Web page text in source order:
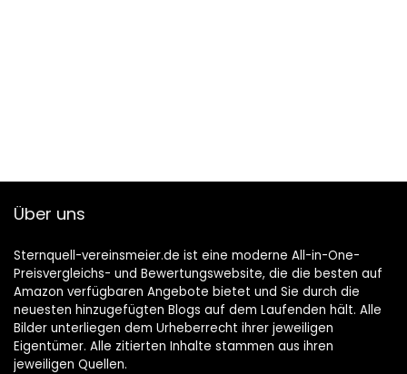
Über uns
Sternquell-vereinsmeier.de ist eine moderne All-in-One-
Preisvergleichs- und Bewertungswebsite, die die besten auf
Amazon verfügbaren Angebote bietet und Sie durch die
neuesten hinzugefügten Blogs auf dem Laufenden hält. Alle
Bilder unterliegen dem Urheberrecht ihrer jeweiligen
Eigentümer. Alle zitierten Inhalte stammen aus ihren
jeweiligen Quellen.